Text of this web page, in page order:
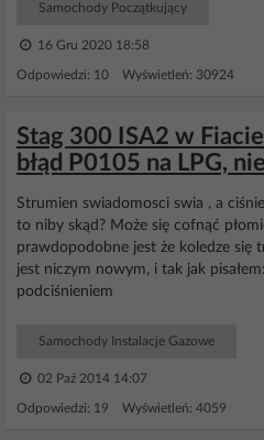
Samochody Początkujący
16 Gru 2020 18:58
Odpowiedzi: 10 Wyświetleń: 30924
Stag 300 ISA2 w
błąd P0105 na LPG,
Strumien swiadomosci swia , a
to niby skąd? Może się cofnąć
prawdopodobne jest że koledze się
jest niczym nowym, i tak jak
podciśnieniem
Samochody Instalacje Gazowe
02 Paź 2014 14:07
Odpowiedzi: 19 Wyświetleń: 4059